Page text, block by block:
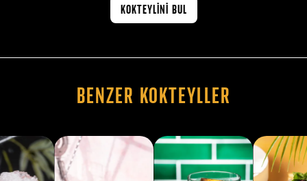
KOKTEYLİNİ BUL
Benzer Kokteyller